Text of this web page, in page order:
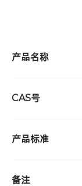
产品名称
CAS号
产品标准
备注